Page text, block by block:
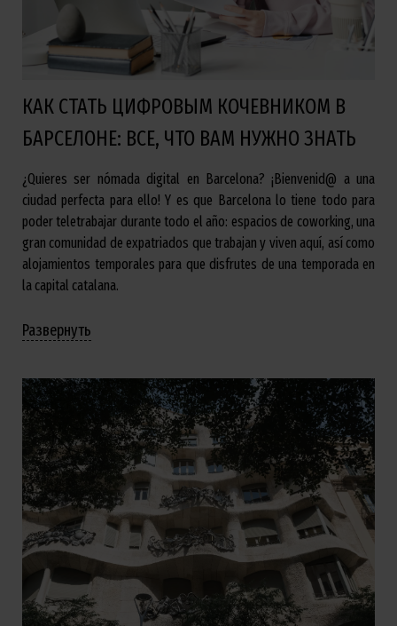
КАК СТАТЬ ЦИФРОВЫМ КОЧЕВНИКОМ В
БАРСЕЛОНЕ: ВСЕ, ЧТО ВАМ НУЖНО ЗНАТЬ
¿Quieres ser nómada digital en Barcelona? ¡Bienvenid@ a una
ciudad perfecta para ello! Y es que Barcelona lo tiene todo para
poder teletrabajar durante todo el año: espacios de coworking, una
gran comunidad de expatriados que trabajan y viven aquí, así como
alojamientos temporales para que disfrutes de una temporada en
la capital catalana.
Развернуть